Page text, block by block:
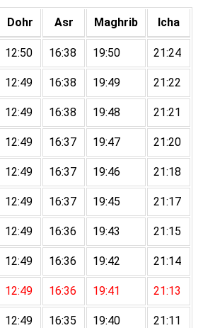
Dohr Asr Maghrib Icha
12:50 16:38 19:50 21:24
12:49 16:38 19:49 21:22
12:49 16:38 19:48 21:21
12:49 16:37 19:47 21:20
12:49 16:37 19:46 21:18
12:49 16:37 19:45 21:17
12:49 16:36 19:43 21:15
12:49 16:36 19:42 21:14
12:49 16:36 19:41 21:13
12:49 16:35 19:40 21:11